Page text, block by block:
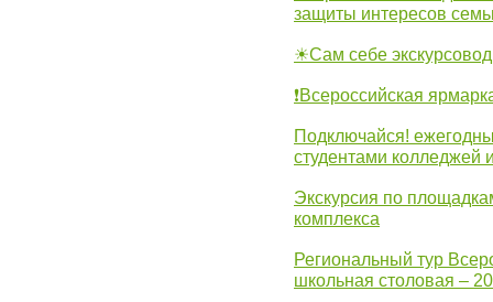
защиты интересов
☀Сам себе экскурсовод
❗Всероссийская
Подключайся!
студентами колледжей
Экскурсия по
комплекса
Региональный тур
школьная столовая –